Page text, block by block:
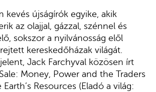
kevés újságírók egyike, akik
az olajjal, gázzal, szénnel és
sokszor a nyilvánosság elől
kereskedőházak világát.
Jack Farchyval közösen írt
Money, Power and the Traders
Resources (Eladó a világ: